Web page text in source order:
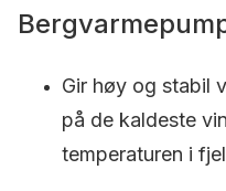
Gir høy og stabil
på de kaldeste
temperaturen i